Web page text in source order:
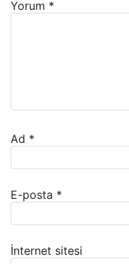
Yorum *
Ad *
E-posta *
İnternet sitesi